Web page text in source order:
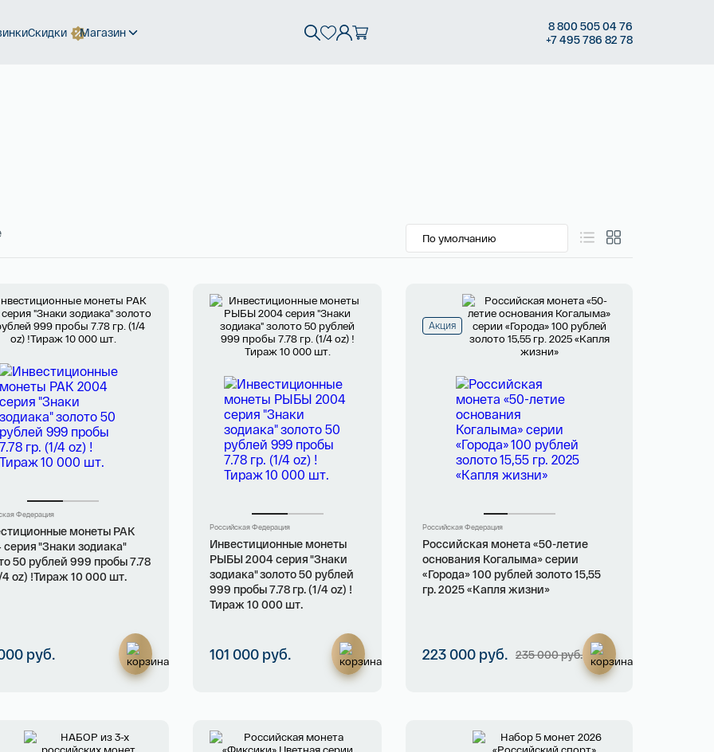
Скидки Магазин 8800 50504 76
+7495 786 82 78
Федерация
монеты РАК
"Знаки зодиака"
50 рублей 999 пробы 7.78
4 oz) !Тираж 10 000 шт.
руб.
Российская Федерация
Инвестиционные монеты
РЫБЫ 2004 серия "Знаки
зодиака" золото 50 рублей
999 пробы 7.78 гр. (1/4 oz) !
Тираж 10 000 шт.
101 000 руб.
Акция
Российская Федерация
Российская монета «50-летие
основания Когалыма» серии
«Города» 100 рублей золото 15,55
гр. 2025 «Капля жизни»
223 000 руб. 235 000 руб.